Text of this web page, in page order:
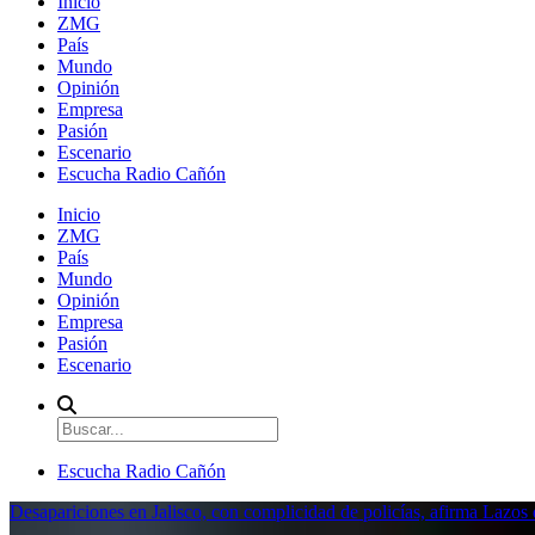
ZMG
País
Mundo
Opinión
Empresa
Pasión
Escenario
Escucha Radio Cañón
Inicio
ZMG
País
Mundo
Opinión
Empresa
Pasión
Escenario
Escucha Radio Cañón
Desapariciones en Jalisco, con complicidad de policías, afirma Lazos